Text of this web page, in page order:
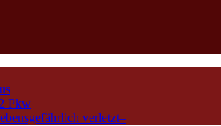
Pkw
verletzt–